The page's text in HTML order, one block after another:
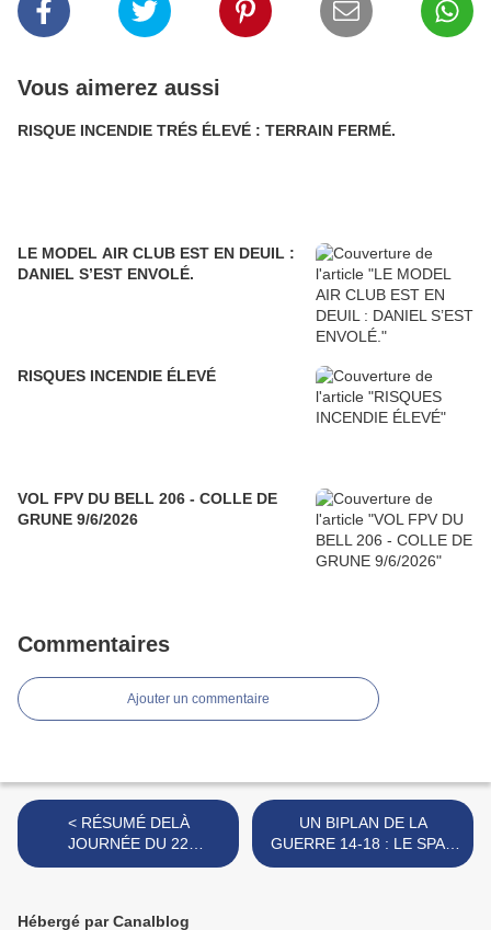
Vous aimerez aussi
RISQUE INCENDIE TRÉS ÉLEVÉ : TERRAIN FERMÉ.
LE MODEL AIR CLUB EST EN DEUIL :
DANIEL S’EST ENVOLÉ.
RISQUES INCENDIE ÉLEVÉ
VOL FPV DU BELL 206 - COLLE DE
GRUNE 9/6/2026
Commentaires
Ajouter un commentaire
< RÉSUMÉ DELÀ
JOURNÉE DU 22
OCTOBRE 2025
UN BIPLAN DE LA
GUERRE 14-18 : LE SPAD
S.XIII EN VERSION RC >
Hébergé par Canalblog